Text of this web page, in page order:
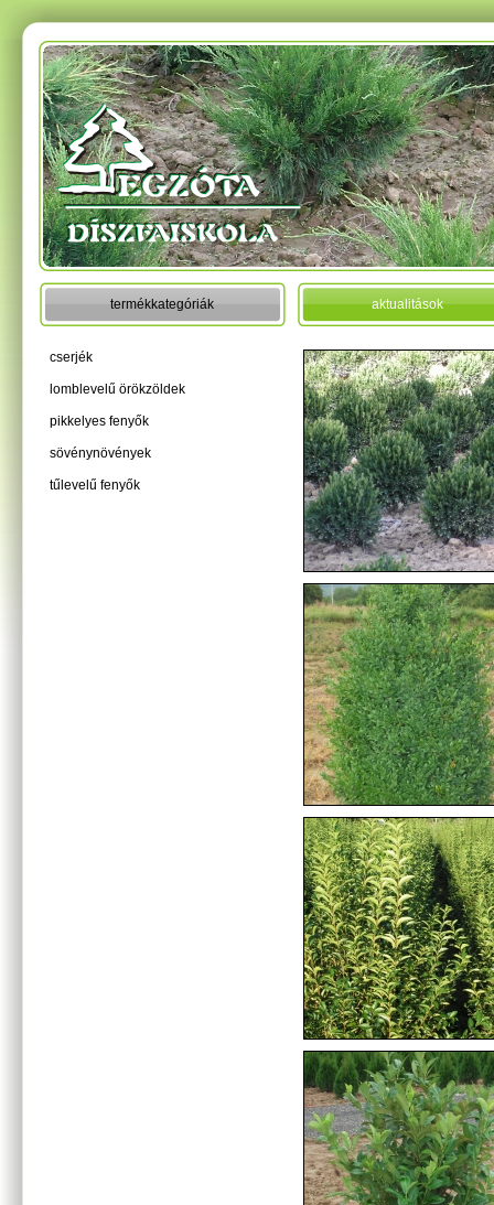
termékkategóriák
cserjék
lomblevelű örökzöldek
pikkelyes fenyők
sövénynövények
tűlevelű fenyők
aktualitások